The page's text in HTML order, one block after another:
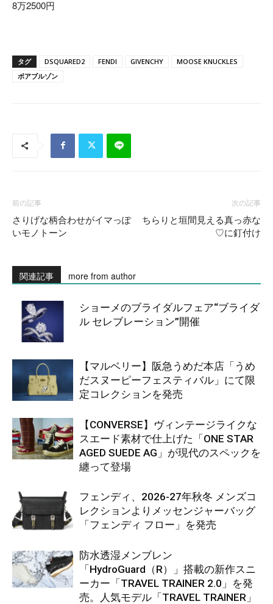
8万2500円
タグ DSQUARED2 FENDI GIVENCHY
MOOSE KNUCKLES
ボアブルゾン
前の記事
さりげな柄合わせがイマっぽ
いモノトーン
次の記事
ちらりと垣間見える真っ赤な
♡に釘付け
関連記事 more from author
ショーメのブライダルフェア“ブライダ
ル セレブレーション”開催
【マルベリー】阪急うめだ本店「うめ
だスヌーピーフェスティバル」にて限
定コレクションを発売
【CONVERSE】ヴィンテージライクな
スエード素材で仕上げた「ONE STAR
AGED SUEDE AG」が現代のスペックを
纏って登場
フェンディ、2026-27年秋冬 メンズコ
レクションよりメッセンジャーバッグ
「フェンディ フロー」を発売
防水透湿メンブレン
「HydroGuard（R）」搭載の新作スニ
ーカー「TRAVEL TRAINER 2.0」を発
売。人気モデル「TRAVEL TRAINER」